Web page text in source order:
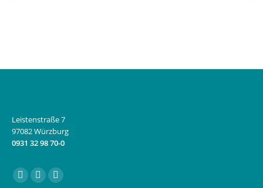
Leistenstraße 7
97082 Würzburg
0931 32 98 70-0
Finden Sie uns auf:
FacebookInstagram
E-